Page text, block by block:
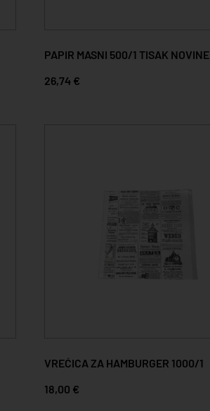
PAPIR MASNI 500/1 TISAK NOVINE
26,74 €
VREĆICA ZA HAMBURGER 1000/1
18,00 €